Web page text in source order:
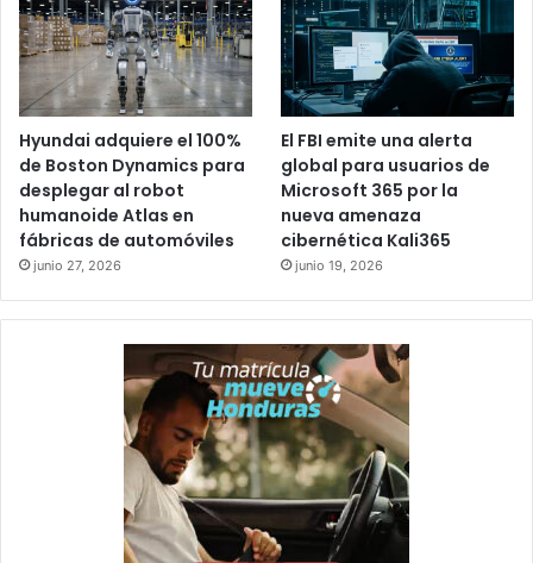
Hyundai adquiere el 100%
de Boston Dynamics para
desplegar al robot
humanoide Atlas en
fábricas de automóviles
junio 27, 2026
El FBI emite una alerta
global para usuarios de
Microsoft 365 por la
nueva amenaza
cibernética Kali365
junio 19, 2026